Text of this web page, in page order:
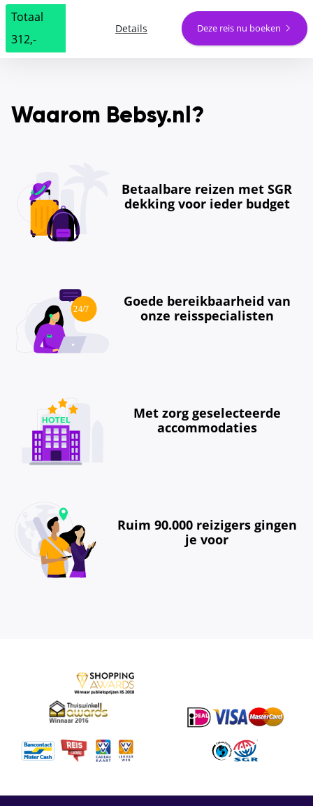
Totaal
312,-
Details Deze reis nu boeken
Waarom Bebsy.nl?
Betaalbare reizen met SGR
dekking voor ieder budget
Goede bereikbaarheid van
onze reisspecialisten
Met zorg geselecteerde
accommodaties
Ruim 90.000 reizigers gingen
je voor